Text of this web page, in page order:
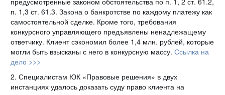
п. 1,3 ст. 61.3. Закона о банкротстве по каждому платежу как
самостоятельной сделке. Кроме того, требования
конкурсного управляющего предъявлены ненадлежащему
ответчику. Клиент сэкономил более 1,4 млн. рублей, которые
могли быть взысканы с него в конкурсную массу. Ссылка на
дело >>>
2. Специалистам ЮК «Правовые решения» в двух
инстанциях удалось доказать суду право клиента на